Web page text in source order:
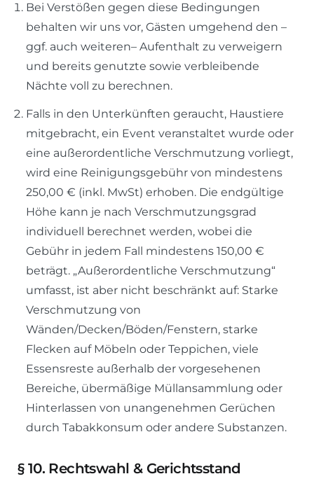
Bei Verstößen gegen diese Bedingungen
behalten wir uns vor, Gästen umgehend den –
ggf. auch weiteren– Aufenthalt zu verweigern
und bereits genutzte sowie verbleibende
Nächte voll zu berechnen.
Falls in den Unterkünften geraucht, Haustiere
mitgebracht, ein Event veranstaltet wurde oder
eine außerordentliche Verschmutzung vorliegt,
wird eine Reinigungsgebühr von mindestens
250,00 € (inkl. MwSt) erhoben. Die endgültige
Höhe kann je nach Verschmutzungsgrad
individuell berechnet werden, wobei die
Gebühr in jedem Fall mindestens 150,00 €
beträgt. „Außerordentliche Verschmutzung“
umfasst, ist aber nicht beschränkt auf: Starke
Verschmutzung von
Wänden/Decken/Böden/Fenstern, starke
Flecken auf Möbeln oder Teppichen, viele
Essensreste außerhalb der vorgesehenen
Bereiche, übermäßige Müllansammlung oder
Hinterlassen von unangenehmen Gerüchen
durch Tabakkonsum oder andere Substanzen.
§ 10. Rechtswahl & Gerichtsstand